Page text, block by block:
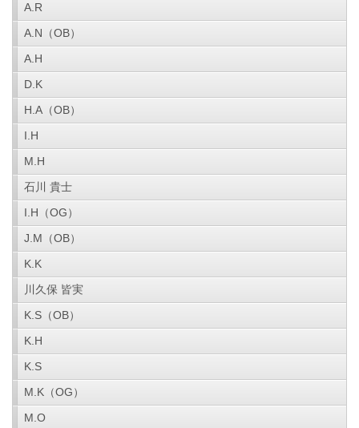
A.R
A.N（OB）
A.H
D.K
H.A（OB）
I.H
M.H
石川 貴士
I.H（OG）
J.M（OB）
K.K
川久保 皆実
K.S（OB）
K.H
K.S
M.K（OG）
M.O